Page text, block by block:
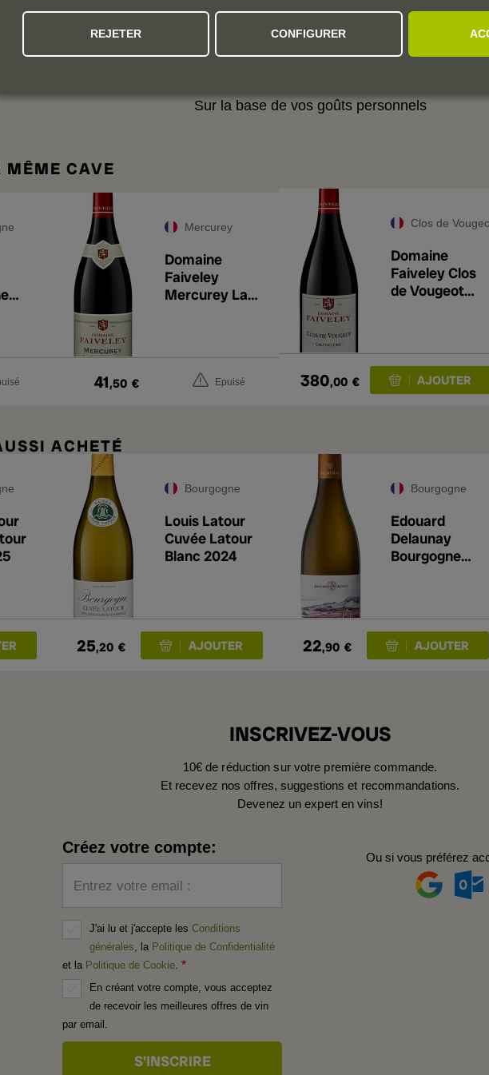
NOS RECOMMANDATIONS
Sur la base de vos goûts personnels
MÊME CAVE
Mercurey
Domaine
Faiveley
Mercurey La
41,50 € Epuisé
Clos de
Domaine
Faiveley Clos
de Vougeot
380,00 €
ACHETÉ
Bourgogne
Louis Latour
Cuvée Latour
Blanc 2024
25,20 €
Bourgogne
Edouard
Delaunay
Bourgogne
22,90 €
INSCRIVEZ-VOUS
10€ de réduction sur votre première commande.
Et recevez nos offres, suggestions et recommandations.
Devenez un expert en vins!
Créez votre compte:
Entrez votre email :
J'ai lu et j'accepte les Conditions
générales, la Politique de Confidentialité
et la Politique de Cookie.
En créant votre compte, vous acceptez
de recevoir les meilleures offres de vin
par email.
Ou si vous préférez
REJETER CONFIGURER